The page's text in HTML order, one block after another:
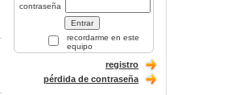
contraseña
recordarme en este
equipo
registro
pérdida de contraseña